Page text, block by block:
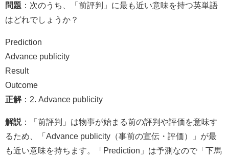
問題 ：次のうち、「前評判」に最も近い意味を持つ英単語
はどれでしょうか？
Prediction
Advance publicity
Result
Outcome
正解：2. Advance publicity
解説 ：「前評判」は物事が始まる前の評判や評価を意味す
るため、「Advance publicity（事前の宣伝・評価）」が最
も近い意味を持ちます。「Prediction」は予測なので「下馬